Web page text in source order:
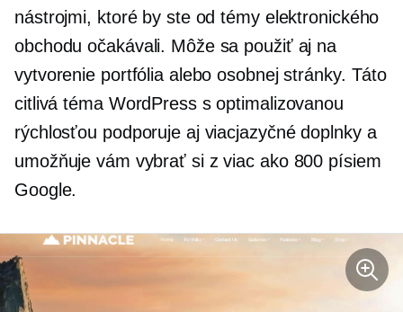
nástrojmi, ktoré by ste od témy elektronického
obchodu očakávali. Môže sa použiť aj na
vytvorenie portfólia alebo osobnej stránky. Táto
citlivá téma WordPress s optimalizovanou
rýchlosťou podporuje aj viacjazyčné doplnky a
umožňuje vám vybrať si z viac ako 800 písiem
Google.